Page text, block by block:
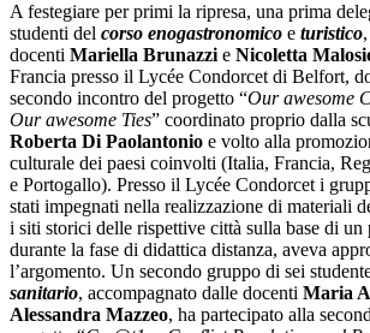
A festegiare per primi la ripresa, una prima
studenti del corso enogastronomico e turistico
docenti Mariella Brunazzi e Nicoletta
Francia presso il Lycée Condorcet di Belfort,
secondo incontro del progetto “Our awesome
Our awesome Ties” coordinato proprio dalla
Roberta Di Paolantonio e volto alla
culturale dei paesi coinvolti (Italia, Francia,
e Portogallo). Presso il Lycée Condorcet i
stati impegnati nella realizzazione di materiali
i siti storici delle rispettive città sulla base di un
durante la fase di didattica distanza, aveva
l’argomento. Un secondo gruppo di sei
sanitario, accompagnato dalle docenti Maria
Alessandra Mazzeo, ha partecipato alla